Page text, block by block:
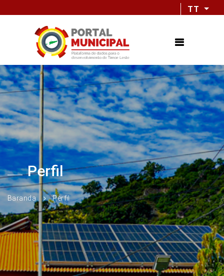
TT
Perfil
Baranda Perfil